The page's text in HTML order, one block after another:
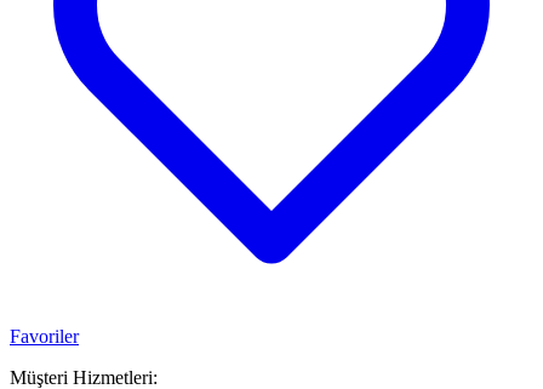
Favoriler
Müşteri Hizmetleri: